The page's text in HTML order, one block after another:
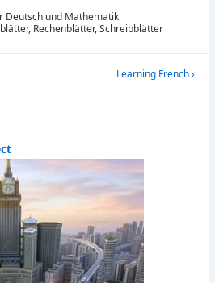
Deutsch und Mathematik
Rechenblätter, Schreibblätter
Next
Learning French ›